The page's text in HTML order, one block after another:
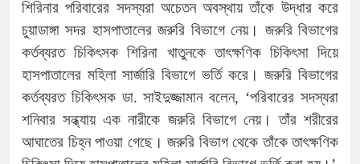
শিরিনার পরিবারের সদস্যরা অচেতন অবস্থায় তাঁকে উদ্ধার করে
চুয়াডাঙ্গা সদর হাসপাতালের জরুরি বিভাগে নেয়। জরুরি বিভাগের
কর্তব্যরত চিকিৎসক শিরিনা খাতুনকে তাৎক্ষণিক চিকিৎসা দিয়ে
হাসপাতালের মহিলা সার্জারি বিভাগে ভর্তি করে। জরুরি বিভাগের
কর্তব্যরত চিকিৎসক ডা. সাইদুজ্জামান বলেন, ‘পরিবারের সদস্যরা
শনিবার সন্ধ্যায় এক নারীকে জরুরি বিভাগে নেয়। তাঁর শরীরের
আঘাতের চিহ্ন পাওয়া গেছে। জরুরি বিভাগ থেকে তাঁকে তাৎক্ষণিক